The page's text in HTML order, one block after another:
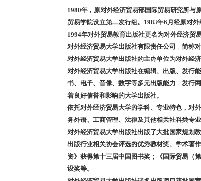
1980年，原对外经济贸易部国际贸易研究所与
贸易学院设立第二发行组。 1983年6 月经原对外
1994年对外贸易教育出版社更名为对外经济贸
对外经济贸易大学出版社有限责任公司，简称
对外经济贸易大学出版社的主办单位为对外经
对外经济贸易大学出版社在编辑、出版、发行
书、电子、音像、数字等多元出版能力，发行
着良好信誉和影响的大学出版社。
依托对外经济贸易大学的学科、专业特色，对
务外语、工商管理、法律及其他相关社科类专
对外经济贸易大学出版社出版了大批国家规划
出版行业相关协会评选的优秀教材奖、学术著
资》 获得第十三届中国图书奖；《国际贸易（
设奖等。